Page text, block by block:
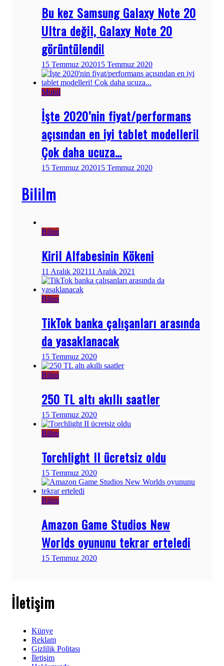
Bu kez Samsung Galaxy Note 20
Ultra değil, Galaxy Note 20
görüntülendi!
15 Temmuz 202015 Temmuz 2020
Mobil
İşte 2020’nin fiyat/performans
açısından en iyi tablet modelleri!
Çok daha ucuza…
15 Temmuz 202015 Temmuz 2020
Bililm
Bilim
Kiril Alfabesinin Kökeni
11 Aralık 202111 Aralık 2021
Bilim
TikTok banka çalışanları arasında
da yasaklanacak
15 Temmuz 2020
Bilim
250 TL altı akıllı saatler
15 Temmuz 2020
Bilim
Torchlight II ücretsiz oldu
15 Temmuz 2020
Bilim
Amazon Game Studios New
Worlds oyununu tekrar erteledi
15 Temmuz 2020
İletişim
Künye
Reklam
Gizlilik Politası
İletişim